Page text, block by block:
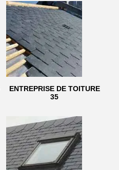
ENTREPRISE DE TOITURE
35